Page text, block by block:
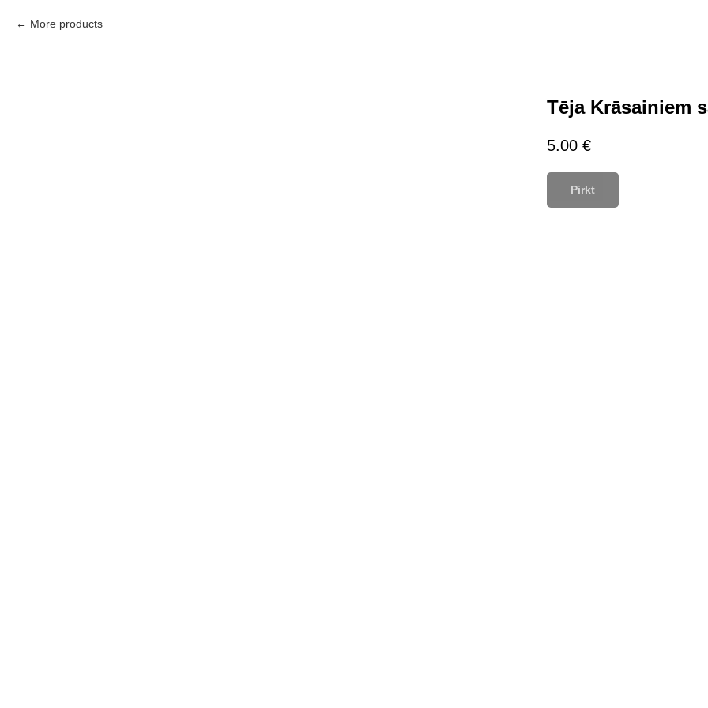
More products
Tēja Krāsainiem
5.00 €
Pirkt